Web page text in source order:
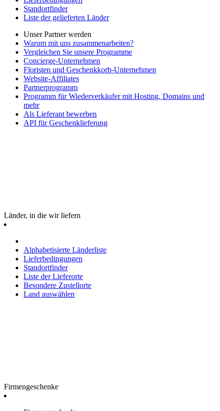
Standortfinder
Liste der gelieferten Länder
Unser Partner werden
Warum mit uns zusammenarbeiten?
Vergleichen Sie unsere Programme
Concierge-Unternehmen
Floristen und Geschenkkorb-Unternehmen
Website-Affiliates
Partnerprogramm
Programm für Wiederverkäufer mit Hosting, Domains und
mehr
Als Lieferant bewerben
API für Geschenklieferung
Länder, in die wir liefern
Alphabetisierte Länderliste
Lieferbedingungen
Standortfinder
Liste der Lieferorte
Besondere Zustellorte
Land auswählen
Firmengeschenke